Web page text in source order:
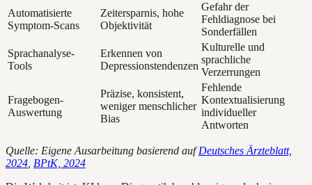
Automatisierte
Symptom-Scans
Zeitersparnis, hohe
Objektivität
Gefahr der
Fehldiagnose bei
Sonderfällen
Sprachanalyse-
Tools
Erkennen von
Depressionstendenzen
Kulturelle und
sprachliche
Verzerrungen
Fragebogen-
Auswertung
Präzise, konsistent,
weniger menschlicher
Bias
Fehlende
Kontextualisierung
individueller
Antworten
Quelle: Eigene Ausarbeitung basierend aufDeutsches Ärzteblatt,
2024 BPtK, 2024